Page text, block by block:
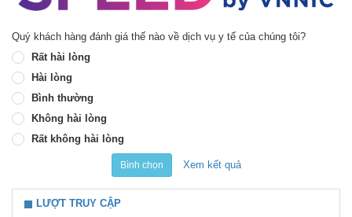
Quý khách hàng đánh giá thế nào về dịch vụ y tế của chúng tôi?
Rất hài lòng
Hài lòng
Bình thường
Không hài lòng
Rất không hài lòng
Bình chọn Xem kết quả
LƯỢT TRUY CẬP